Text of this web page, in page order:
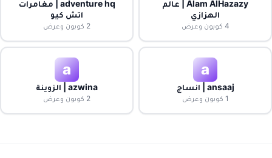
Alam AlHazazy | عالم
الهزازي
4 كوبون وعرض
adventure hq | مغامرات
اتش كيو
2 كوبون وعرض
a
ansaaj | انساج
1 كوبون وعرض
a
azwina | الزوينة
2 كوبون وعرض